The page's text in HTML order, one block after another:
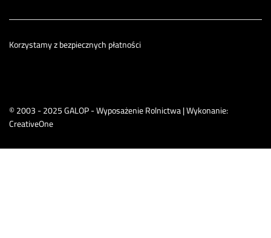
© 2003 - 2025 GALOP - Wyposażenie Rolnictwa | Wykonanie:
CreativeOne
Korzystamy z bezpiecznych płatności